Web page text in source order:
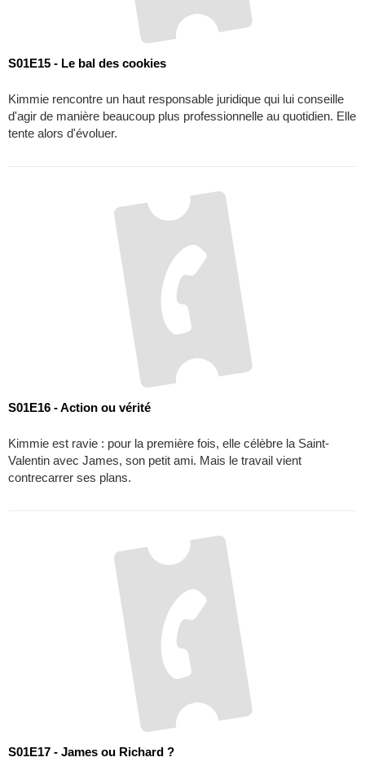
Kimmie est ravie : pour la première fois, elle célèbre la Saint-
Valentin avec James, son petit ami. Mais le travail vient
contrecarrer ses plans.
sujet de Frankie. Richard se voit proposer une promotion des plus
Séries les + attendues
Drame Thriller